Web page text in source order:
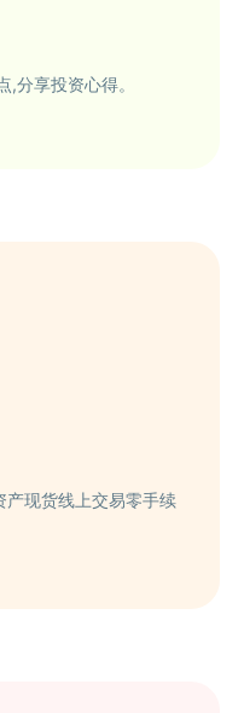
分享投资心得。
产现货线上交易零手续